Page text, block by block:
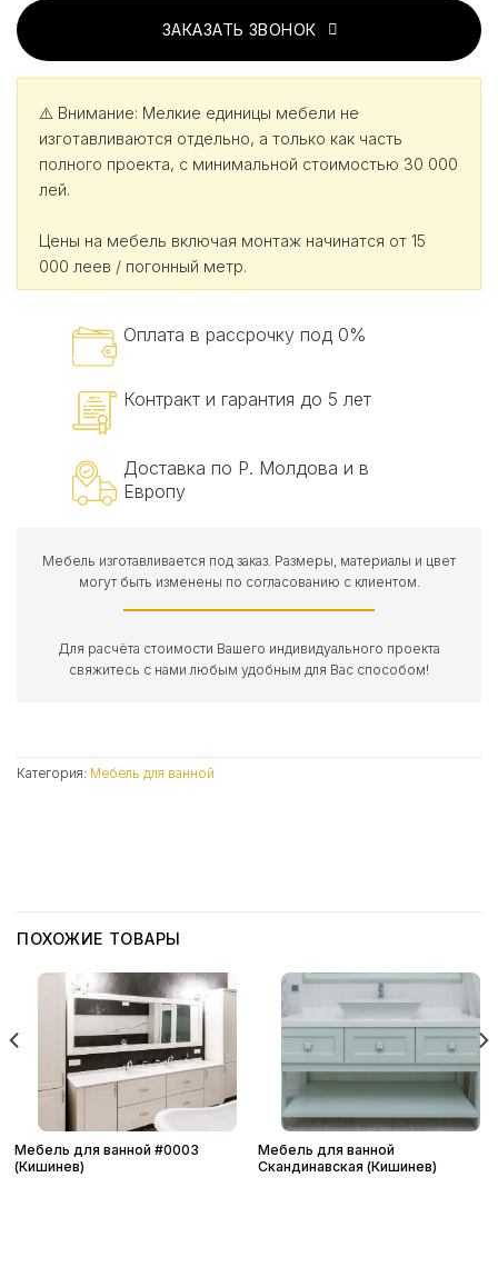
ЗАКАЗАТЬ ЗВОНОК
⚠️ Внимание: Мелкие единицы мебели не
изготавливаются отдельно, а только как часть
полного проекта, с минимальной стоимостью 30 000
лей.
Цены на мебель включая монтаж начинатся от 15
000 леев / погонный метр.
Оплата в рассрочку под 0%
Контракт и гарантия до 5 лет
Доставка по Р. Молдова и в
Европу
Мебель изготавливается под заказ. Размеры, материалы и цвет
могут быть изменены по согласованию с клиентом.
Для расчёта стоимости Вашего индивидуального проекта
свяжитесь с нами любым удобным для Вас способом!
Категория: Мебель для ванной
ПОХОЖИЕ ТОВАРЫ
Мебель для ванной #0003
(Кишинев)
Мебель для ванной
Скандинавская (Кишинев)